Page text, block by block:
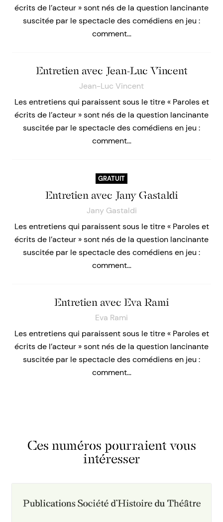
écrits de l’acteur » sont nés de la question lancinante
suscitée par le spectacle des comédiens en jeu :
comment…
Entretien avec Jean-Luc Vincent
Jean-Luc Vincent
Les entretiens qui paraissent sous le titre « Paroles et
écrits de l’acteur » sont nés de la question lancinante
suscitée par le spectacle des comédiens en jeu :
comment…
GRATUIT
Entretien avec Jany Gastaldi
Jany Gastaldi
Les entretiens qui paraissent sous le titre « Paroles et
écrits de l’acteur » sont nés de la question lancinante
suscitée par le spectacle des comédiens en jeu :
comment…
Entretien avec Eva Rami
Eva Rami
Les entretiens qui paraissent sous le titre « Paroles et
écrits de l’acteur » sont nés de la question lancinante
suscitée par le spectacle des comédiens en jeu :
comment…
Ces numéros pourraient vous
intéresser